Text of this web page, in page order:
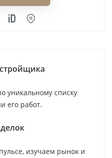
график платежей,
земли, спецификацию и
визе как на
составляет от 2 млн
с февраля 2026 года
половину стоимости
с NOC банка.
уникальному списку
его работ.
изучаем рынок и